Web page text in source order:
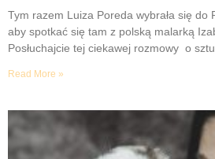
Tym razem Luiza Poreda wybrała się do
aby spotkać się tam z polską malarką
Posłuchajcie tej ciekawej rozmowy o
Read More »